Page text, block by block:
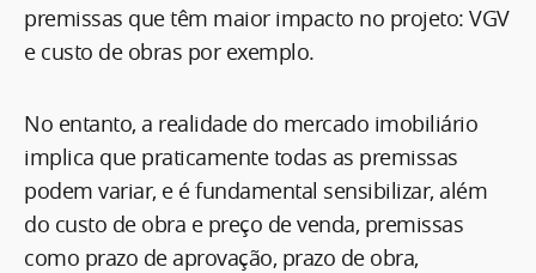
premissas que têm maior impacto no projeto: VGV
e custo de obras por exemplo.
No entanto, a realidade do mercado imobiliário
implica que praticamente todas as premissas
podem variar, e é fundamental sensibilizar, além
do custo de obra e preço de venda, premissas
como prazo de aprovação, prazo de obra,